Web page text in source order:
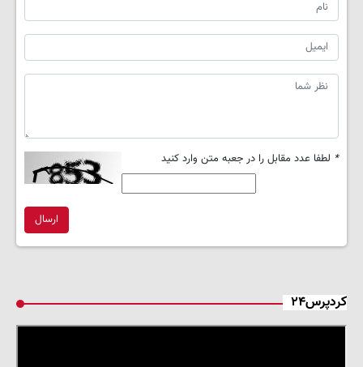
* لطفا عدد مقابل را در جعبه متن وارد کنید
ارسال
کردپرس۲۴